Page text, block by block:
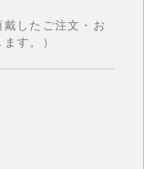
したご注文・お
す。）